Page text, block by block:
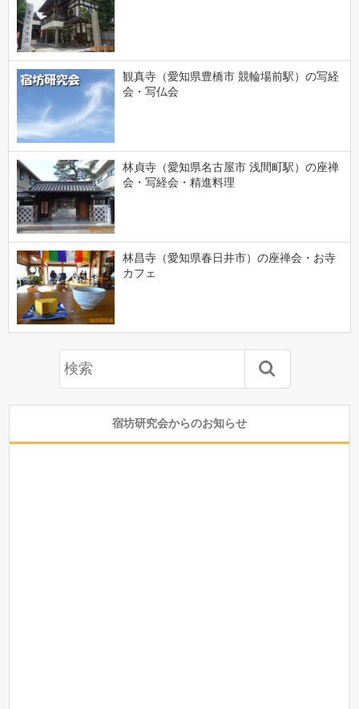
観真寺（愛知県豊橋市 競輪場前駅）の写経
会・写仏会
林貞寺（愛知県名古屋市 浅間町駅）の座禅
会・写経会・精進料理
林昌寺（愛知県春日井市）の座禅会・お寺
カフェ
宿坊研究会からのお知らせ